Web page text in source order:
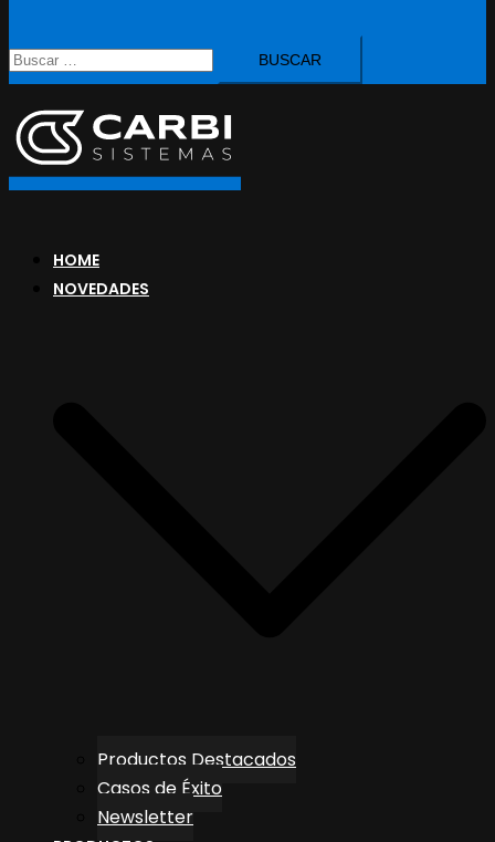
Buscar:
HOME
NOVEDADES
Productos Destacados
Casos de Éxito
Newsletter